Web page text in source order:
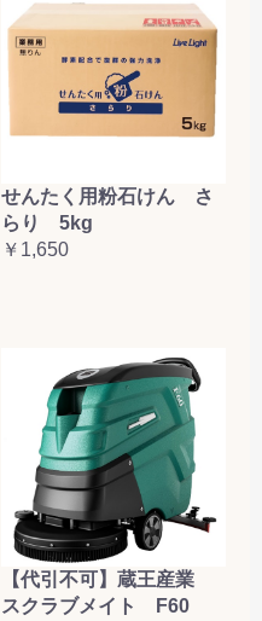
せんたく用粉石けん さ
らり 5kg
￥1,650
【代引不可】蔵王産業
スクラブメイト F60